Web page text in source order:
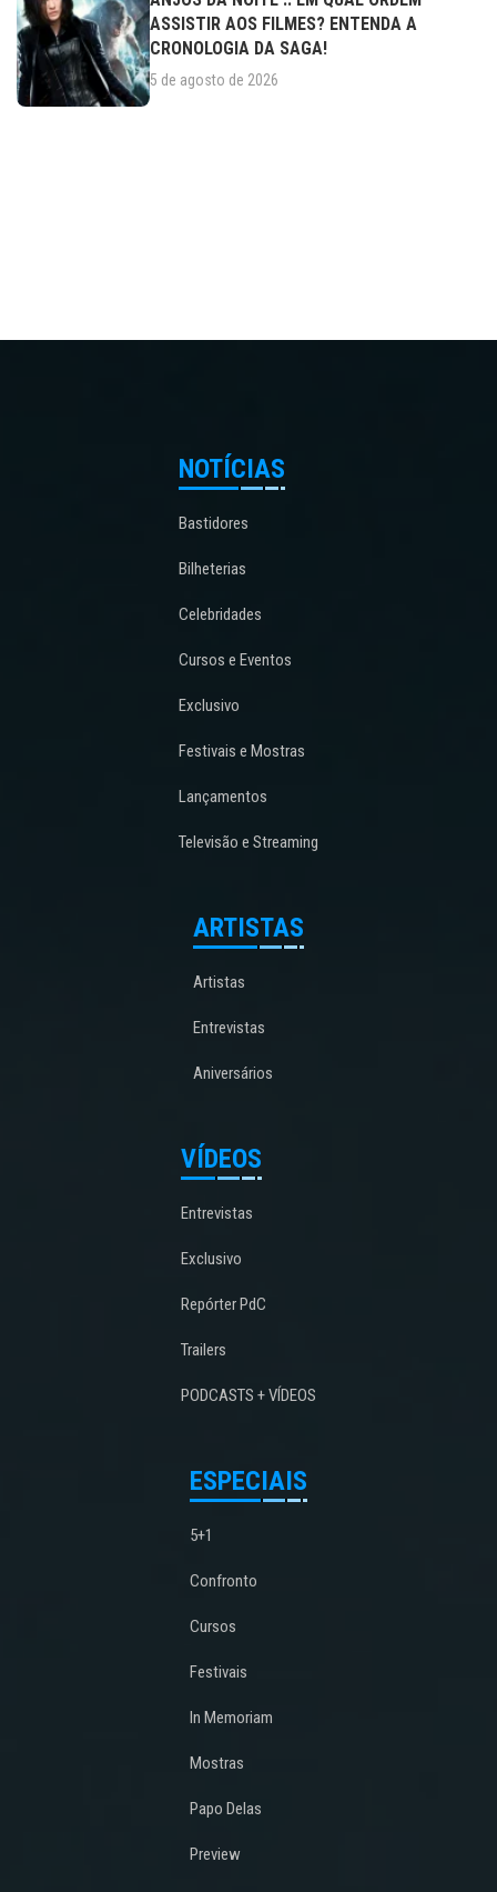
ASSISTIR AOS FILMES? ENTENDA A
CRONOLOGIA DA SAGA!
5 de agosto de 2026
NOTÍCIAS
Bastidores
Bilheterias
Celebridades
Cursos e Eventos
Exclusivo
Festivais e Mostras
Lançamentos
Televisão e Streaming
ARTISTAS
Artistas
Entrevistas
Aniversários
VÍDEOS
Entrevistas
Exclusivo
Repórter PdC
Trailers
PODCASTS + VÍDEOS
ESPECIAIS
5+1
Confronto
Cursos
Festivais
In Memoriam
Mostras
Papo Delas
Preview